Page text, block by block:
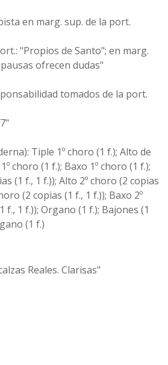
en marg. sup. de la port.
"Propios de Santo"; en marg.
ofrecen dudas"
tomados de la port.
Tiple 1º choro (1 f.); Alto de
choro (1 f.); Baxo 1º choro (1 f.);
(1 f., 1 f.)); Alto 2º choro (2 copias
(2 copias (1 f., 1 f.)); Baxo 2º
f., 1 f.)); Organo (1 f.); Bajones (1
(1 f.)
Reales. Clarisas"